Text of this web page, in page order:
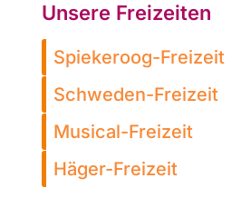
Unsere Freizeiten
Spiekeroog-Freizeit
Schweden-Freizeit
Musical-Freizeit
Häger-Freizeit